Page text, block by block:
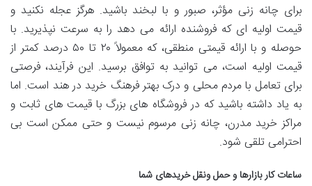
برای چانه زنی مؤثر، صبور و با لبخند باشید. هرگز عجله نکنید و
قیمت اولیه ای که فروشنده ارائه می دهد را به سرعت نپذیرید. با
حوصله و با ارائه قیمتی منطقی، که معمولاً ۲۰ تا ۵۰ درصد کمتر از
قیمت اولیه است، می توانید به توافق برسید. این فرآیند، فرصتی
برای تعامل با مردم محلی و درک بهتر فرهنگ خرید در هند است. اما
به یاد داشته باشید که در فروشگاه های بزرگ با قیمت های ثابت و
مراکز خرید مدرن، چانه زنی مرسوم نیست و حتی ممکن است بی
احترامی تلقی شود.
ساعات کار بازارها و حمل ونقل خریدهای شما